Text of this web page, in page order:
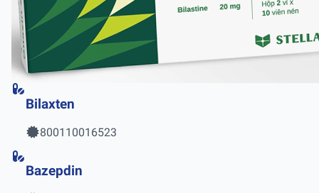
Bilaxten
800110016523
Bazepdin